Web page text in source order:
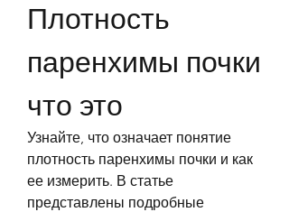
Плотность
паренхимы почки
что это
Узнайте, что означает понятие
плотность паренхимы почки и как
ее измерить. В статье
представлены подробные